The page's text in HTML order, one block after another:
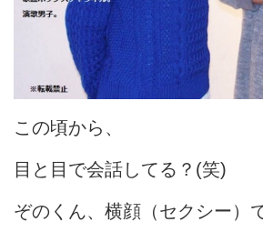
この頃から、
目と目で会話してる？(笑)
ぞのくん、横顔（セクシー）